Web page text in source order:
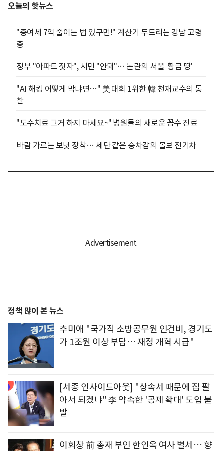
오늘의 핫뉴스
"증여세 7억 줄이는 법 있구먼!" 계산기 두드리는 강남 고령
층
정부 "아파트 짓자", 시민 "안돼"… 논란의 서울 '황금 땅'
"AI 해킹 어떻게 막냐면…" 美 대회 1위한 韓 천재교수의 통
찰
"도수치료 그거 하지 마세요~" 병원들의 새로운 꼼수 진료
바람 가르는 보닛 장착… 세단 같은 승차감의 볼보 전기차
정책 많이 본 뉴스
추미애 "국가직 소방공무원 인건비, 경기도
가 1조원 이상 부담… 재정 개혁 시급"
[세종 인사이드아웃] "상속세 때문에 집 팔
아서 되겠냐" 李 약속한 '공제 확대' 도입 불
발
이회창 前 총재 부인 한인옥 여사 별세… 향